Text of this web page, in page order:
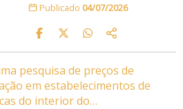
Publicado 04/07/2026
pesquisa de preços de
em estabelecimentos de
do interior do…